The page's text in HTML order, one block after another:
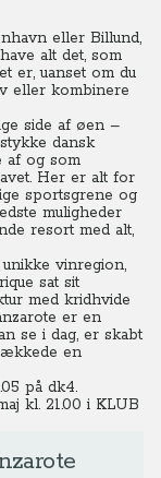
eller Billund,
alt det, som
er, uanset om du
eller kombinere
side af øen –
dansk
af og som
Her er alt for
sportsgrene og
muligheder
resort med alt,
vinregion,
sat sit
med kridhvide
er en
se i dag, er skabt
en
på dk4.
kl. 21.00i KLUB